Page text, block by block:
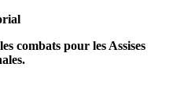
combats pour les Assises